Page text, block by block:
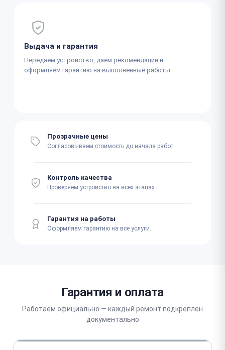
Выдача и гарантия
Передаём устройство, даём рекомендации и
оформляем гарантию на выполненные работы.
Прозрачные цены
Согласовываем стоимость до начала работ.
Контроль качества
Проверяем устройство на всех этапах.
Гарантия на работы
Оформляем гарантию на все услуги.
Гарантия и оплата
Работаем официально — каждый ремонт подкреплён
документально